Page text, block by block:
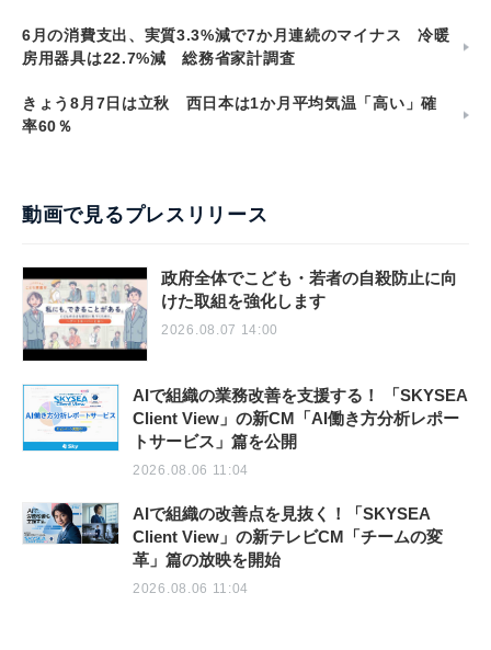
6月の消費支出、実質3.3%減で7か月連続のマイナス 冷暖
房用器具は22.7%減 総務省家計調査
きょう8月7日は立秋 西日本は1か月平均気温「高い」確
率60％
動画で見るプレスリリース
政府全体でこども・若者の自殺防止に向
けた取組を強化します
2026.08.07 14:00
AIで組織の業務改善を支援する！ 「SKYSEA
Client View」の新CM「AI働き方分析レポー
トサービス」篇を公開
2026.08.06 11:04
AIで組織の改善点を見抜く！「SKYSEA
Client View」の新テレビCM「チームの変
革」篇の放映を開始
2026.08.06 11:04